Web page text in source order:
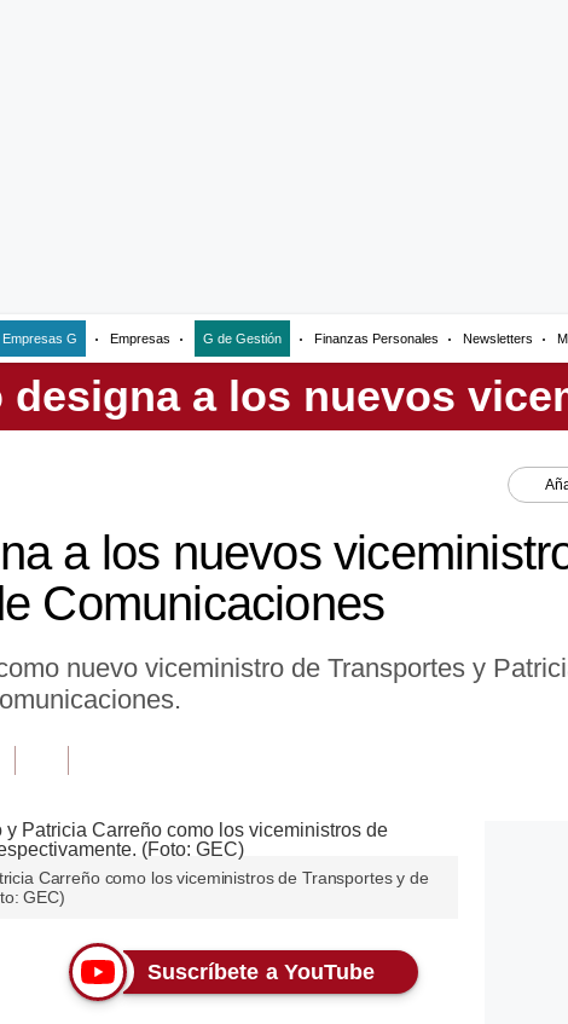
Empresas G Empresas G de Gestión Finanzas Personales Newsletters
a los nuevos
Comunicaciones
nuevo viceministro de Transportes y
Carreño como los viceministros de Transportes y de
GEC)
Suscríbete a YouTube